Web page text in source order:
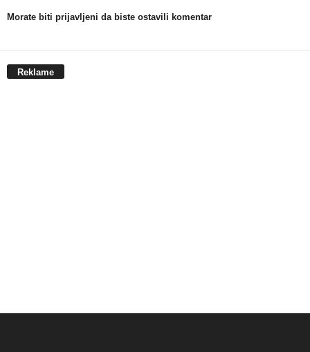
Morate biti prijavljeni da biste ostavili komentar
Reklame